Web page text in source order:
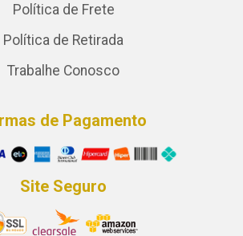
Política de Frete
Política de Retirada
Trabalhe Conosco
de Pagamento
Site Seguro